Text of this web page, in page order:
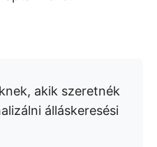
akik szeretnék
álláskeresési